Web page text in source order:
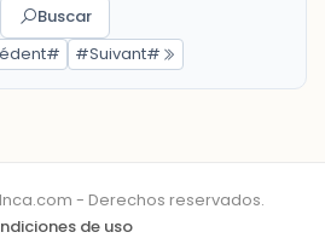
Buscar
#Suivant#
- Derechos reservados.
de uso